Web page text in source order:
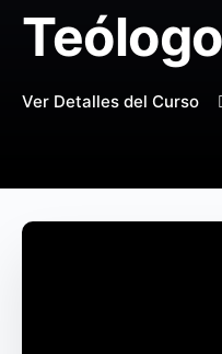
Ver Detalles del Curso